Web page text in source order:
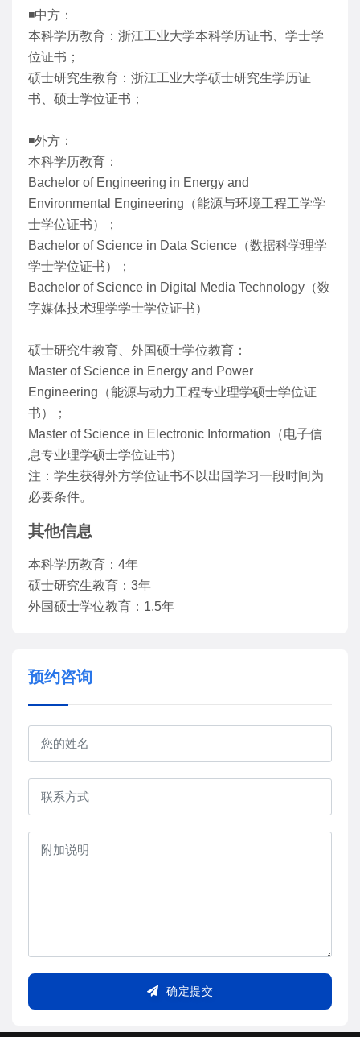
◾中方：
本科学历教育：浙江工业大学本科学历证书、学士学
位证书；
硕士研究生教育：浙江工业大学硕士研究生学历证
书、硕士学位证书；
◾外方：
本科学历教育：
Bachelor of Engineering in Energy and
Environmental Engineering（能源与环境工程工学学
士学位证书）；
Bachelor of Science in Data Science（数据科学理学
学士学位证书）；
Bachelor of Science in Digital Media Technology（数
字媒体技术理学学士学位证书）
硕士研究生教育、外国硕士学位教育：
Master of Science in Energy and Power
Engineering（能源与动力工程专业理学硕士学位证
书）；
Master of Science in Electronic Information（电子信
息专业理学硕士学位证书）
注：学生获得外方学位证书不以出国学习一段时间为
必要条件。
其他信息
本科学历教育：4年
硕士研究生教育：3年
外国硕士学位教育：1.5年
预约咨询
确定提交